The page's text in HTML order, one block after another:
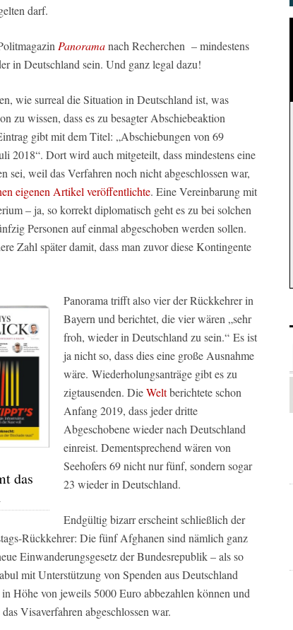
darf.
Panoramanach Recherchen – mindestens
in Deutschland sein. Und ganz legal dazu!
wie surreal die Situation in Deutschland ist, was
zu wissen, dass es zu besagter Abschiebeaktion
gibt mit dem Titel: „Abschiebungen von 69
2018“. Dort wird auch mitgeteilt, dass mindestens eine
sei, weil das Verfahren noch nicht abgeschlossen war,
eigenen Artikel veröffentlichte. Eine Vereinbarung mit
– ja, so korrekt diplomatisch geht es zu bei solchen
Personen auf einmal abgeschoben werden sollen.
Zahl später damit, dass man zuvor diese Kontingente
das
Panorama trifft also vier der Rückkehrer in
Bayern und berichtet, die vier wären „sehr
froh, wieder in Deutschland zu sein.“ Es ist
ja nicht so, dass dies eine große Ausnahme
wäre. Wiederholungsanträge gibt es zu
zigtausenden. DieWeltberichtete schon
Anfang 2019, dass jeder dritte
Abgeschobene wieder nach Deutschland
einreist. Dementsprechend wären von
Seehofers 69 nicht nur fünf, sondern sogar
23 wieder in Deutschland.
Endgültig bizarr erscheint schließlich der
Rückkehrer: Die fünf Afghanen sind nämlich ganz
Einwanderungsgesetz der Bundesrepublik – als so
mit Unterstützung von Spenden aus Deutschland
Höhe von jeweils 5000 Euro abbezahlen können und
Visaverfahren abgeschlossen war.